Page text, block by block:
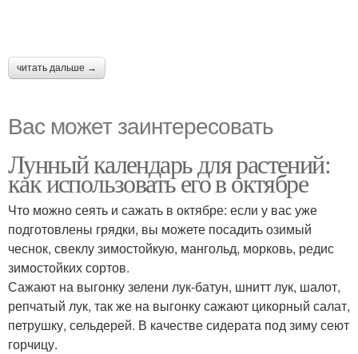
читать дальше →
Вас может заинтересовать
Лунный календарь для растений:
как использовать его в октябре
Что можно сеять и сажать в октябре: если у вас уже
подготовлены грядки, вы можете посадить озимый
чеснок, свеклу зимостойкую, мангольд, морковь, редис
зимостойких сортов.
Сажают на выгонку зелени лук-батун, шнитт лук, шалот,
репчатый лук, так же на выгонку сажают цикорный салат,
петрушку, сельдерей. В качестве сидерата под зиму сеют
горчицу.